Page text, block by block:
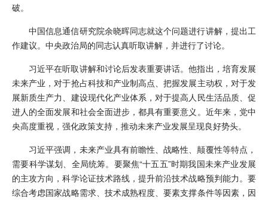
破。
中国信息通信研究院余晓晖同志就这个问题进行讲解，提出工
作建议。中央政治局的同志认真听取讲解，并进行了讨论。
习近平在听取讲解和讨论后发表重要讲话。他指出，培育发展
未来产业，对于抢占科技和产业制高点、把握发展主动权，对于发
展新质生产力、建设现代化产业体系，对于提高人民生活品质、促
进人的全面发展和社会全面进步，都具有重要意义。近年来，党中
央高度重视，强化政策支持，推动未来产业发展呈现良好势头。
习近平强调，未来产业具有前瞻性、战略性、颠覆性等特点，
需要科学谋划、全局统筹。要聚焦“十五五”时期我国未来产业发展
的主攻方向，科学论证技术路线，提升前沿技术战略预判能力。要
综合考虑国家战略需求、技术成熟程度、要素支撑条件等因素，因